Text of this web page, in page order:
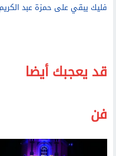
فليك يبقي على حمزة عبد
قد يعجبك أيضا
فن